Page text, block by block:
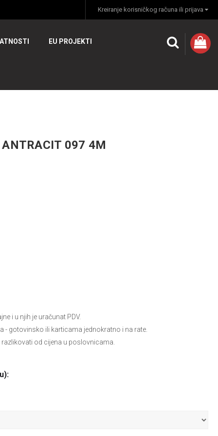
Kreiranje korisničkog računa ili prijava
EU PROJEKTI
097 4M
i u njih je uračunat PDV.
- gotovinsko ili karticama jednokratno i na rate.
od cijena u poslovnicama.